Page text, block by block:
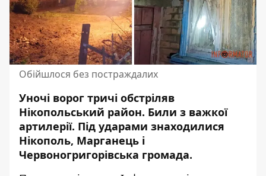
Обійшлося без постраждалих
Уночі ворог тричі обстріляв
Нікопольський район. Били з важкої
артилерії. Під ударами знаходилися
Нікополь, Марганець і
Червоногригорівська громада.